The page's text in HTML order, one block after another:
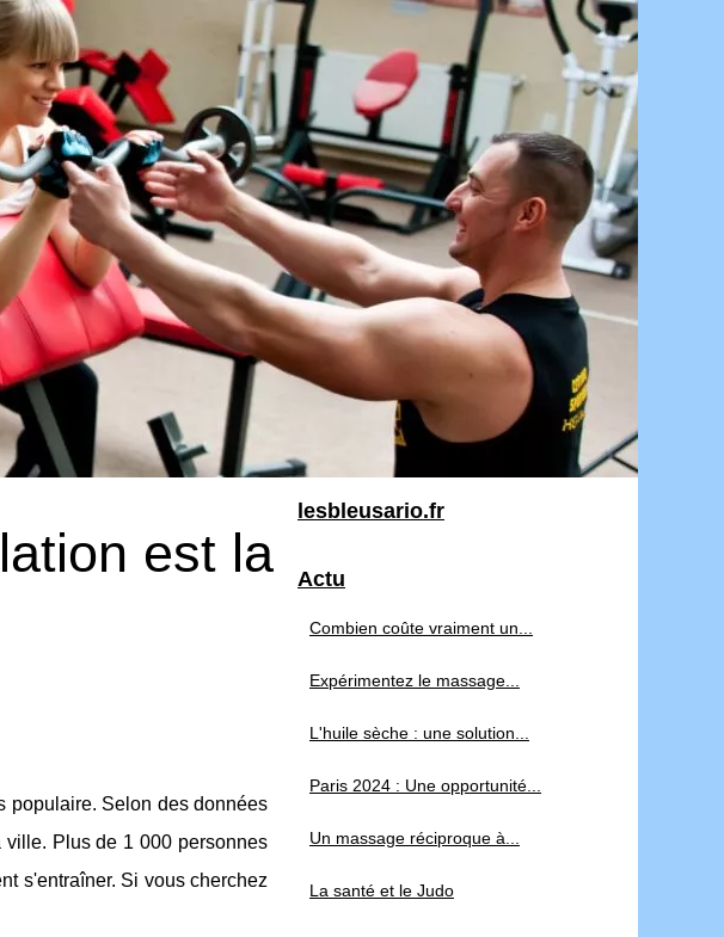
est la
populaire. Selon des données
Plus de 1 000 personnes
s'entraîner. Si vous cherchez
lesbleusario.fr
Actu
Combien coûte vraiment un...
Expérimentez le massage...
L'huile sèche : une solution...
Paris 2024 : Une opportunité...
Un massage réciproque à...
La santé et le Judo